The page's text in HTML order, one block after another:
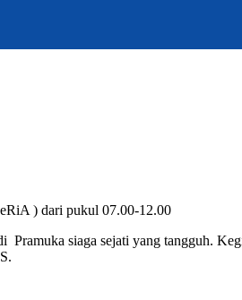
) dari pukul 07.00-12.00
Pramuka siaga sejati yang tangguh.